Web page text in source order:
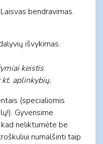
bendravimas.
išvykimas.
keistis
aplinkybių.
(specialiomis
Gyvensime
neliktumėte be
numalšinti taip